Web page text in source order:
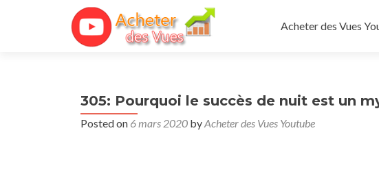
Acheter des Vues
305: Pourquoi le succès de nuit est un
Posted on 6 mars 2020 byAcheter des Vues Youtube